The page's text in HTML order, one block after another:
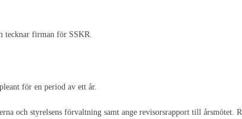
tecknar firman för SSKR.
för en period av ett år.
och styrelsens förvaltning samt ange revisorsrapport till